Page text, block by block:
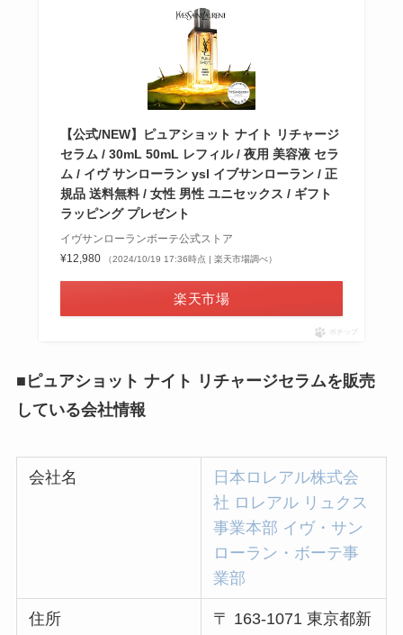
【公式/NEW】ピュアショット ナイト リチャージ
セラム / 30mL 50mL レフィル / 夜用 美容液 セラ
ム / イヴ サンローラン ysl イブサンローラン / 正
規品 送料無料 / 女性 男性 ユニセックス / ギフト
ラッピング プレゼント
イヴサンローランボーテ公式ストア
¥12,980
（2024/10/19 17:36時点 | 楽天市場調べ）
楽天市場
ポチップ
■ピュアショット ナイト リチャージセラムを販売
している会社情報
会社名
日本ロレアル株式会
社 ロレアル リュクス
事業本部 イヴ・サン
ローラン・ボーテ事
業部
住所 〒 163-1071 東京都新